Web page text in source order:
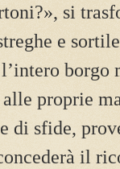
si
e
proprie
di sfide,
il